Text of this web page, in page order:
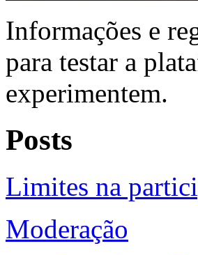
Informações e
para testar a
experimentem.
Posts
Limites na
Moderação